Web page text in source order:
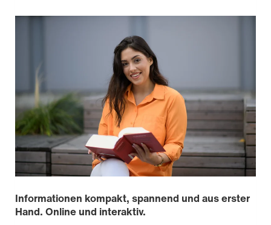
Informationen kompakt, spannend und aus erster
Hand. Online und interaktiv.